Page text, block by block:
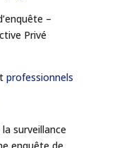
–
Privé
professionnels
surveillance